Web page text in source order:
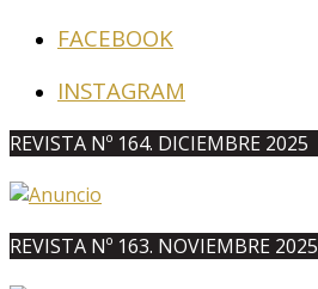
FACEBOOK
INSTAGRAM
REVISTA Nº 164. DICIEMBRE 2025
REVISTA Nº 163. NOVIEMBRE 2025